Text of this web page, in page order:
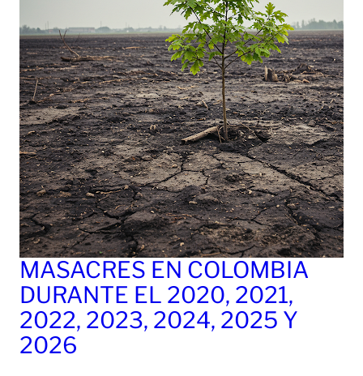
MASACRES EN COLOMBIA
DURANTE EL 2020, 2021,
2022, 2023, 2024, 2025 Y
2026